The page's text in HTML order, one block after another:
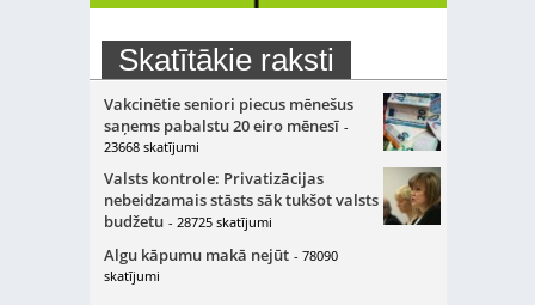
Skatītākie raksti
Vakcinētie seniori piecus mēnešus
saņems pabalstu 20 eiro mēnesī -
23668 skatījumi
Valsts kontrole: Privatizācijas
nebeidzamais stāsts sāk tukšot valsts
budžetu - 28725 skatījumi
Algu kāpumu makā nejūt - 78090
skatījumi